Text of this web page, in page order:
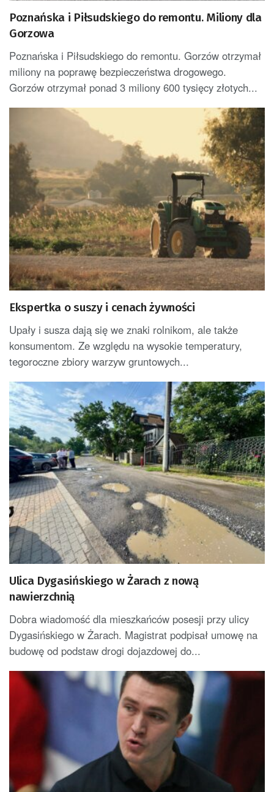
Poznańska i Piłsudskiego do remontu. Miliony dla
Gorzowa
Poznańska i Piłsudskiego do remontu. Gorzów otrzymał
miliony na poprawę bezpieczeństwa drogowego.
Gorzów otrzymał ponad 3 miliony 600 tysięcy złotych...
Ekspertka o suszy i cenach żywności
Upały i susza dają się we znaki rolnikom, ale także
konsumentom. Ze względu na wysokie temperatury,
tegoroczne zbiory warzyw gruntowych...
Ulica Dygasińskiego w Żarach z nową
nawierzchnią
Dobra wiadomość dla mieszkańców posesji przy ulicy
Dygasińskiego w Żarach. Magistrat podpisał umowę na
budowę od podstaw drogi dojazdowej do...